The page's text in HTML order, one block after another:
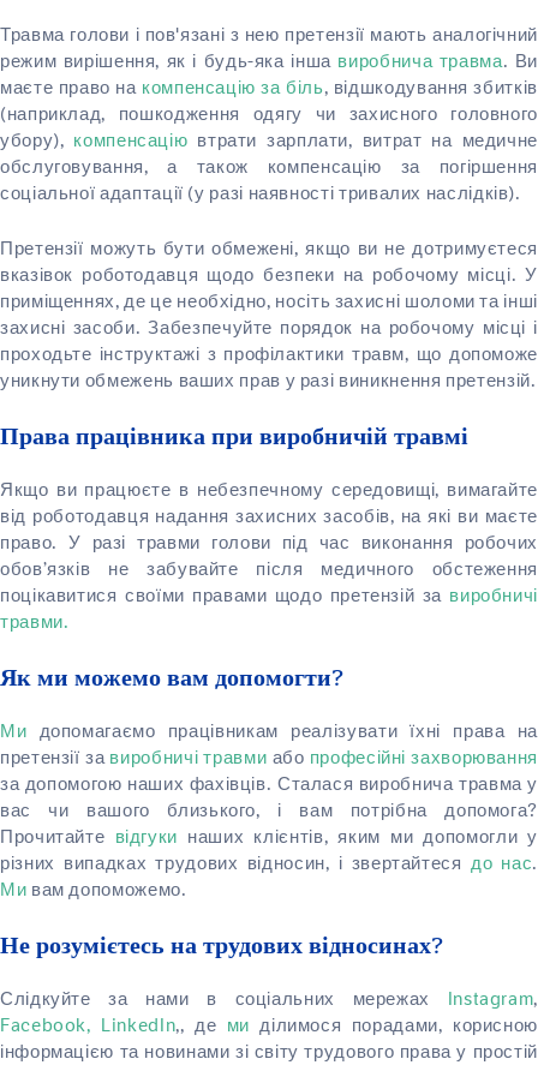
Травма голови і пов'язані з нею претензії мають аналогічний
режим вирішення, як і будь-яка інша виробнича травма. Ви
маєте право на компенсацію за біль, відшкодування збитків
(наприклад, пошкодження одягу чи захисного головного
убору), компенсацію втрати зарплати, витрат на медичне
обслуговування, а також компенсацію за погіршення
соціальної адаптації (у разі наявності тривалих наслідків).
Претензії можуть бути обмежені, якщо ви не дотримуєтеся
вказівок роботодавця щодо безпеки на робочому місці. У
приміщеннях, де це необхідно, носіть захисні шоломи та інші
захисні засоби. Забезпечуйте порядок на робочому місці і
проходьте інструктажі з профілактики травм, що допоможе
уникнути обмежень ваших прав у разі виникнення претензій.
Права працівника при виробничій травмі
Якщо ви працюєте в небезпечному середовищі, вимагайте
від роботодавця надання захисних засобів, на які ви маєте
право. У разі травми голови під час виконання робочих
обов’язків не забувайте після медичного обстеження
поцікавитися своїми правами щодо претензій за виробничі
травми.
Як ми можемо вам допомогти?
Ми допомагаємо працівникам реалізувати їхні права на
претензії за виробничі травми або професійні захворювання
за допомогою наших фахівців. Сталася виробнича травма у
вас чи вашого близького, і вам потрібна допомога?
Прочитайте відгуки наших клієнтів, яким ми допомогли у
різних випадках трудових відносин, і звертайтеся до нас.
Ми вам допоможемо.
Не розумієтесь на трудових відносинах?
Слідкуйте за нами в соціальних мережах Instagram,
Facebook, LinkedIn,, де миділимося порадами, корисною
інформацією та новинами зі світу трудового права у простій